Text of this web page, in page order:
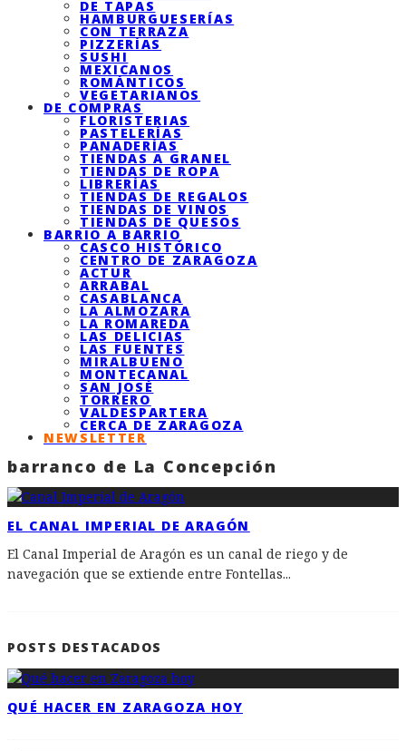
DE TAPAS
HAMBURGUESERÍAS
CON TERRAZA
PIZZERÍAS
SUSHI
MEXICANOS
ROMÁNTICOS
VEGETARIANOS
DE COMPRAS
FLORISTERIAS
PASTELERÍAS
PANADERÍAS
TIENDAS A GRANEL
TIENDAS DE ROPA
LIBRERÍAS
TIENDAS DE REGALOS
TIENDAS DE VINOS
TIENDAS DE QUESOS
BARRIO A BARRIO
CASCO HISTÓRICO
CENTRO DE ZARAGOZA
ACTUR
ARRABAL
CASABLANCA
LA ALMOZARA
LA ROMAREDA
LAS DELICIAS
LAS FUENTES
MIRALBUENO
MONTECANAL
SAN JOSÉ
TORRERO
VALDESPARTERA
CERCA DE ZARAGOZA
NEWSLETTER
barranco de La Concepción
EL CANAL IMPERIAL DE ARAGÓN
El Canal Imperial de Aragón es un canal de riego y de
navegación que se extiende entre Fontellas...
POSTS DESTACADOS
QUÉ HACER EN ZARAGOZA HOY